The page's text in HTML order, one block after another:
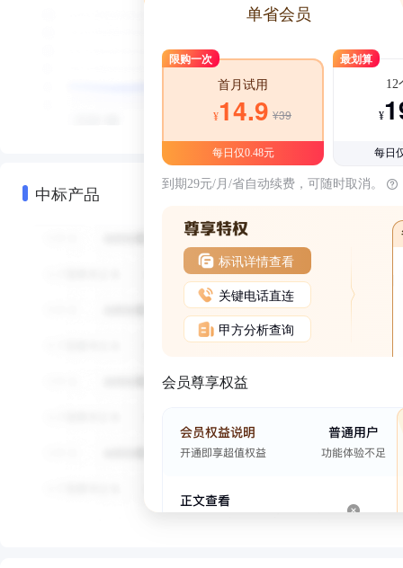
中标产品
单省会员
限购一次
首月试用
¥14.9 ¥39
每日仅0.48元
最划算
12
¥
每日
到期29元/月/省自动续费，可随时取消。
标讯详情查看
关键电话直连
甲方分析查询
会员尊享权益